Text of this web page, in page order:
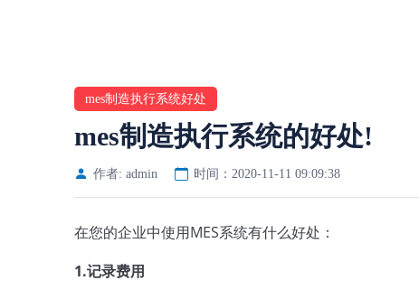
mes制造执行系统好处
mes制造执行系统的好处!
作者: admin 时间：2020-11-11 09:09:38
在您的企业中使用MES系统有什么好处：
1.记录费用